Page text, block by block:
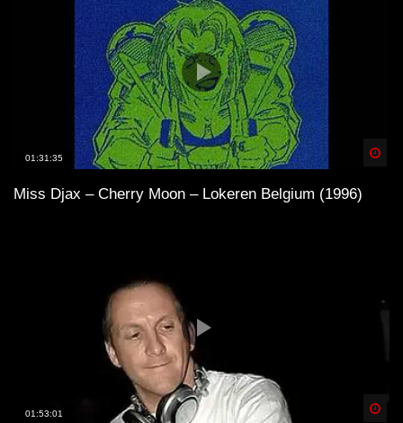
01:31:35
Miss Djax – Cherry Moon – Lokeren Belgium (1996)
01:53:01